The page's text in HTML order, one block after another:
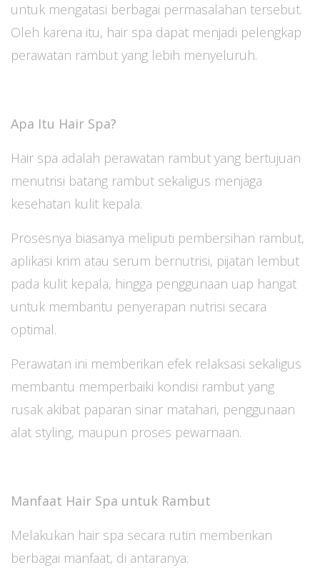
untuk mengatasi berbagai permasalahan tersebut.
Oleh karena itu, hair spa dapat menjadi pelengkap
perawatan rambut yang lebih menyeluruh.
Apa Itu Hair Spa?
Hair spa adalah perawatan rambut yang bertujuan
menutrisi batang rambut sekaligus menjaga
kesehatan kulit kepala.
Prosesnya biasanya meliputi pembersihan rambut,
aplikasi krim atau serum bernutrisi, pijatan lembut
pada kulit kepala, hingga penggunaan uap hangat
untuk membantu penyerapan nutrisi secara
optimal.
Perawatan ini memberikan efek relaksasi sekaligus
membantu memperbaiki kondisi rambut yang
rusak akibat paparan sinar matahari, penggunaan
alat styling, maupun proses pewarnaan.
Manfaat Hair Spa untuk Rambut
Melakukan hair spa secara rutin memberikan
berbagai manfaat, di antaranya: